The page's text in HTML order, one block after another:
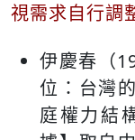
視需求自行調
伊慶春（
位：台灣
庭權力結